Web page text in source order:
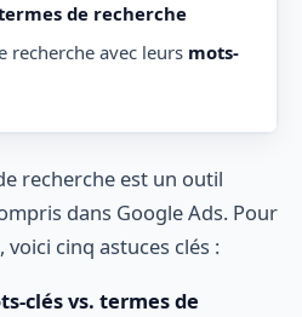
de recherche
recherche avec leurs mots-
recherche est un outil
dans Google Ads. Pour
cinq astuces clés :
clés vs. termes de